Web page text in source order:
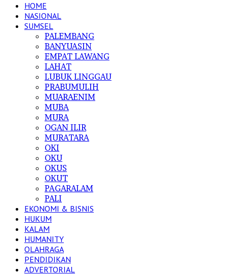
HOME
NASIONAL
SUMSEL
PALEMBANG
BANYUASIN
EMPAT LAWANG
LAHAT
LUBUK LINGGAU
PRABUMULIH
MUARAENIM
MUBA
MURA
OGAN ILIR
MURATARA
OKI
OKU
OKUS
OKUT
PAGARALAM
PALI
EKONOMI & BISNIS
HUKUM
KALAM
HUMANITY
OLAHRAGA
PENDIDIKAN
ADVERTORIAL